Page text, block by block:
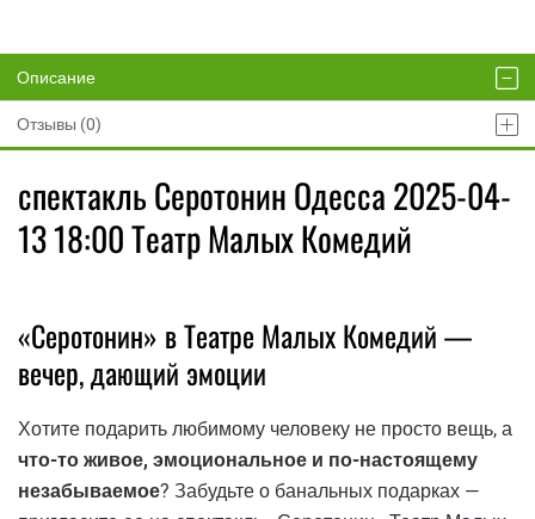
Описание
Отзывы (0)
спектакль Серотонин Одесса 2025-04-
13 18:00 Театр Малых Комедий
«Серотонин» в Театре Малых Комедий —
вечер, дающий эмоции
Хотите подарить любимому человеку не просто вещь, а
что-то живое, эмоциональное и по-настоящему
незабываемое? Забудьте о банальных подарках —